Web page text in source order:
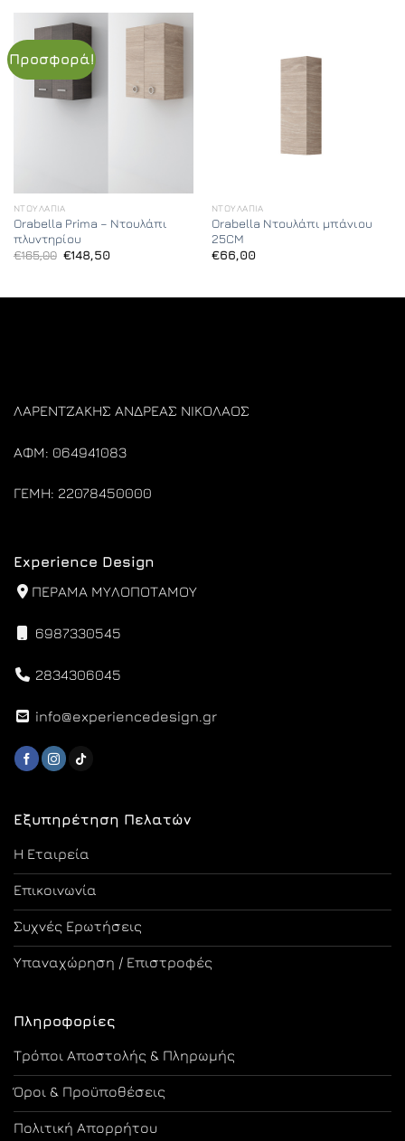
Προσφορά!
ΝΤΟΥΛΆΠΙΑ
Orabella Prima – Ντουλάπι
πλυντηρίου
€165,00 Original
price
€148,50Η
€148,50.
ΝΤΟΥΛΆΠΙΑ
Orabella Ντουλάπι μπάνιου
25CM
€66,00
ΛΑΡΕΝΤΖΑΚΗΣ ΑΝΔΡΕΑΣ ΝΙΚΟΛΑΟΣ
ΑΦΜ: 064941083
ΓΕΜΗ: 22078450000
Εξυπηρέτηση Πελατών
Η Εταιρεία
Επικοινωνία
Συχνές Ερωτήσεις
Υπαναχώρηση / Επιστροφές
Πληροφορίες
Τρόποι Αποστολής & Πληρωμής
Όροι & Προϋποθέσεις
Πολιτική Απορρήτου
Experience Design
ΠΕΡΑΜΑ ΜΥΛΟΠΟΤΑΜΟΥ
6987330545
2834306045
info@experiencedesign.gr